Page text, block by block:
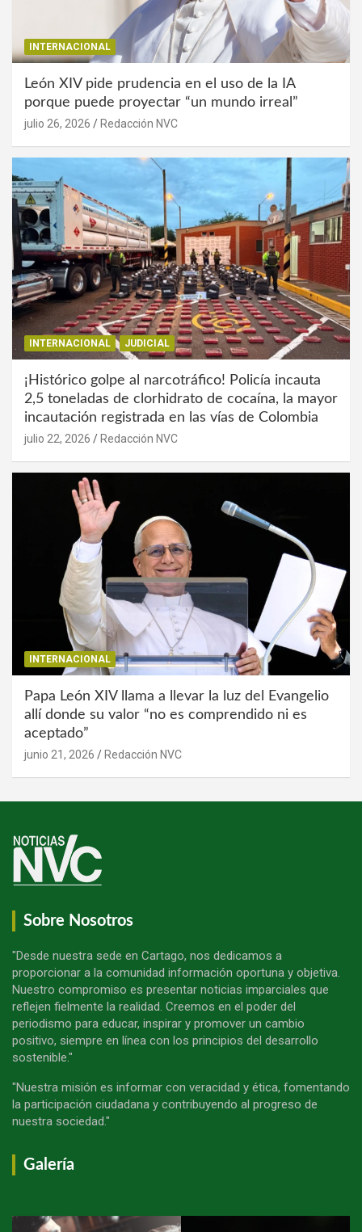
INTERNACIONAL
León XIV pide prudencia en el uso de la IA
porque puede proyectar “un mundo irreal”
julio 26, 2026 Redacción NVC
INTERNACIONAL JUDICIAL
¡Histórico golpe al narcotráfico! Policía incauta
2,5 toneladas de clorhidrato de cocaína, la mayor
incautación registrada en las vías de Colombia
julio 22, 2026 Redacción NVC
INTERNACIONAL
Papa León XIV llama a llevar la luz del Evangelio
allí donde su valor “no es comprendido ni es
aceptado”
junio 21, 2026 Redacción NVC
Sobre Nosotros
"Desde nuestra sede en Cartago, nos dedicamos a
proporcionar a la comunidad información oportuna y objetiva.
Nuestro compromiso es presentar noticias imparciales que
reflejen fielmente la realidad. Creemos en el poder del
periodismo para educar, inspirar y promover un cambio
positivo, siempre en línea con los principios del desarrollo
sostenible."
"Nuestra misión es informar con veracidad y ética, fomentando
la participación ciudadana y contribuyendo al progreso de
nuestra sociedad."
Galería